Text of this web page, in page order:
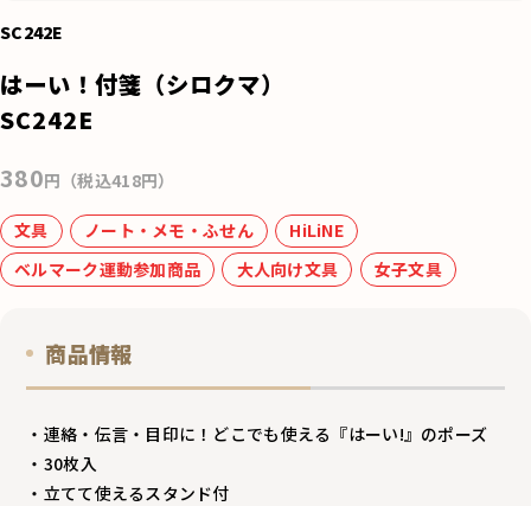
e
b
k
SC242E
はーい！付箋（シロクマ）
SC242E
380円（税込418円）
文具 ノート・メモ・ふせん
HiLiNE
ベルマーク運動参加商品
大人向け文具 女子文具
商品情報
・連絡・伝言・目印に！どこでも使える『はーい!』のポーズ
・30枚入
・立てて使えるスタンド付